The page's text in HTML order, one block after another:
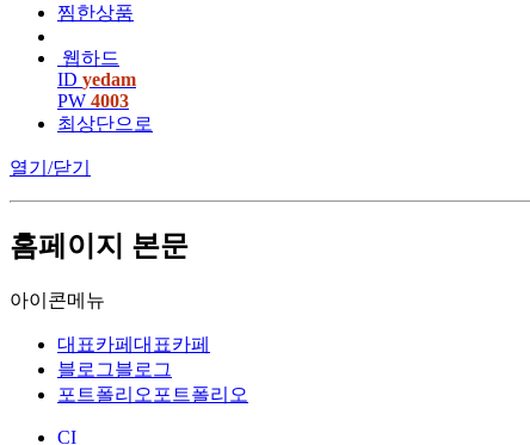
찜한상품
웹하드
ID yedam
PW 4003
최상단으로
열기/닫기
홈페이지 본문
아이콘메뉴
대표카페 대표카페
블로그블로그
포트폴리오 포트폴리오
CI